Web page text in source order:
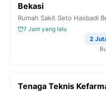
Bekasi
Rumah Sakit Seto Hasbadi
7 Jam yang lalu
2
Tenaga Teknis